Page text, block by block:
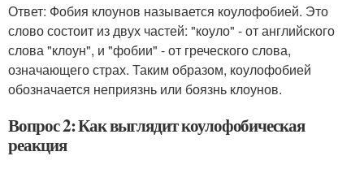
Ответ: Фобия клоунов называется коулофобией. Это
слово состоит из двух частей: "коуло" - от английского
слова "клоун", и "фобии" - от греческого слова,
означающего страх. Таким образом, коулофобией
обозначается неприязнь или боязнь клоунов.
Вопрос 2: Как выглядит коулофобическая
реакция